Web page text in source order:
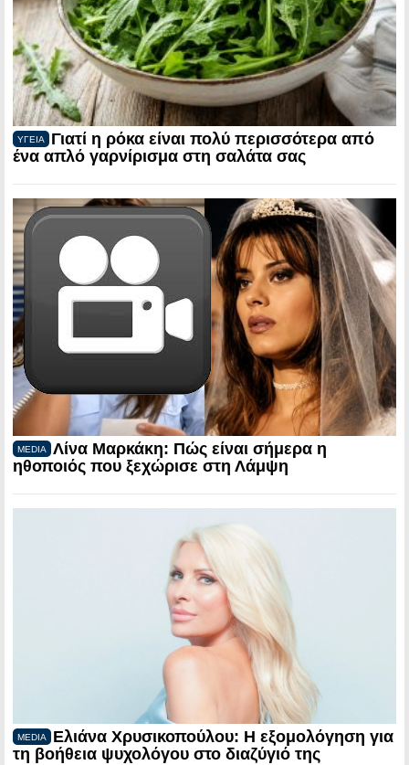
ΥΓΕΙΑ
Γιατί η ρόκα είναι πολύ περισσότερα από
ένα απλό γαρνίρισμα στη σαλάτα σας
MEDIA
Λίνα Μαρκάκη: Πώς είναι σήμερα η
ηθοποιός που ξεχώρισε στη Λάμψη
MEDIA
Ελιάνα Χρυσικοπούλου: Η εξομολόγηση για
τη βοήθεια ψυχολόγου στο διαζύγιό της